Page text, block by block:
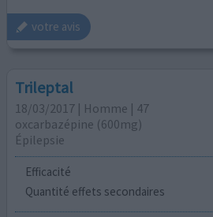
votre avis
Trileptal
18/03/2017 | Homme | 47
oxcarbazépine (600mg)
Épilepsie
Efficacité
Quantité effets secondaires